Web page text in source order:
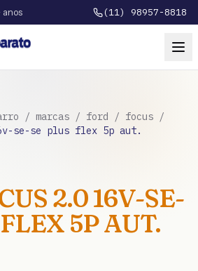
anos (11) 98957-8818
/ marcas / ford / focus /
se-se plus flex 5p aut.
2.0 16V-SE-
5P AUT.